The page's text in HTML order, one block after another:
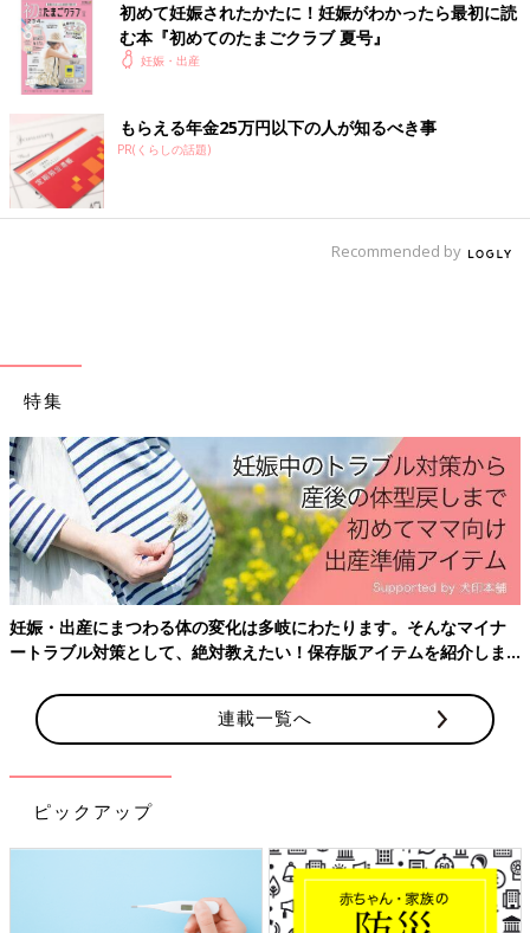
特に二男は本当に赤ちゃんのようになってしまい指を吸ったり、
「ばぶー」と言ったりしていました。
初めて妊娠されたかたに！妊娠がわかったら最初に読
む本『初めてのたまごクラブ 夏号』
妊娠・出産
もらえる年金25万円以下の人が知るべき事
PR(くらしの話題)
Recommended by
特集
妊娠・出産にまつわる体の変化は多岐にわたります。そんなマイナ
ートラブル対策として、絶対教えたい！保存版アイテムを紹介しま
連載一覧へ
ピックアップ